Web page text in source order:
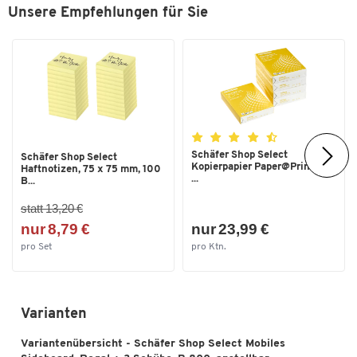
1 Regal mit 2 Fächern
3 Schubladen
Schübe und Tür mit Griff
4 Doppelrollen (2 davon feststellbar)
Unsere Empfehlungen für Sie
Schäfer Shop Select
Haftnotizen, 75 x 75 mm, 100
B...
statt 13,20 €
nur 8,79 €
pro Set
Schäfer Shop Select
Kopierpapier Paper@Print, DIN
...
nur 23,99 €
pro Ktn.
Varianten
Variantenübersicht - Schäfer Shop Select Mobiles